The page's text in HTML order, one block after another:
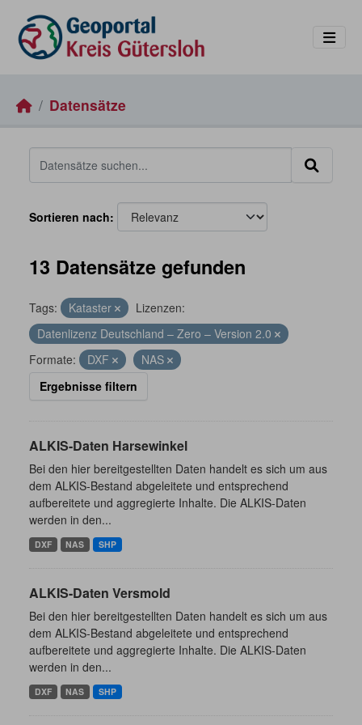
Datensätze
Sortieren nach
13 Datensätze gefunden
Tags: Kataster
Lizenzen:
Datenlizenz Deutschland – Zero – Version 2.0
Formate:
DXF
NAS
Ergebnisse filtern
ALKIS-Daten Harsewinkel
Bei den hier bereitgestellten Daten handelt es sich um aus
dem ALKIS-Bestand abgeleitete und entsprechend
aufbereitete und aggregierte Inhalte. Die ALKIS-Daten
werden in den...
DXF NAS SHP
ALKIS-Daten Versmold
Bei den hier bereitgestellten Daten handelt es sich um aus
dem ALKIS-Bestand abgeleitete und entsprechend
aufbereitete und aggregierte Inhalte. Die ALKIS-Daten
werden in den...
DXF NAS SHP